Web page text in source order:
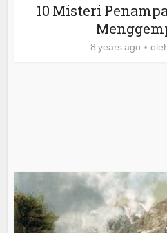
10 Misteri
8 years ago